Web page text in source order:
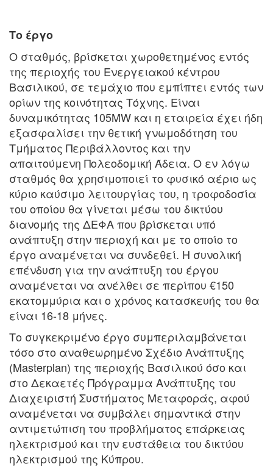
Το έργο
Ο σταθμός, βρίσκεται χωροθετημένος εντός
της περιοχής του Ενεργειακού κέντρου
Βασιλικού, σε τεμάχιο που εμπίπτει εντός των
ορίων της κοινότητας Τόχνης. Είναι
δυναμικότητας 105MW και η εταιρεία έχει ήδη
εξασφαλίσει την θετική γνωμοδότηση του
Τμήματος Περιβάλλοντος και την
απαιτούμενη Πολεοδομική Άδεια. Ο εν λόγω
σταθμός θα χρησιμοποιεί το φυσικό αέριο ως
κύριο καύσιμο λειτουργίας του, η τροφοδοσία
του οποίου θα γίνεται μέσω του δικτύου
διανομής της ΔΕΦΑ που βρίσκεται υπό
ανάπτυξη στην περιοχή και με το οποίο το
έργο αναμένεται να συνδεθεί. Η συνολική
επένδυση για την ανάπτυξη του έργου
αναμένεται να ανέλθει σε περίπου €150
εκατομμύρια και ο χρόνος κατασκευής του θα
είναι 16-18 μήνες.
Το συγκεκριμένο έργο συμπεριλαμβάνεται
τόσο στο αναθεωρημένο Σχέδιο Ανάπτυξης
(Masterplan) της περιοχής Βασιλικού όσο και
στο Δεκαετές Πρόγραμμα Ανάπτυξης του
Διαχειριστή Συστήματος Μεταφοράς, αφού
αναμένεται να συμβάλει σημαντικά στην
αντιμετώπιση του προβλήματος επάρκειας
ηλεκτρισμού και την ευστάθεια του δικτύου
ηλεκτρισμού της Κύπρου.